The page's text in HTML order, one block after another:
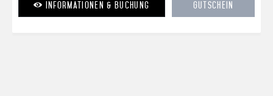
Informationen & Buchung Gutschein